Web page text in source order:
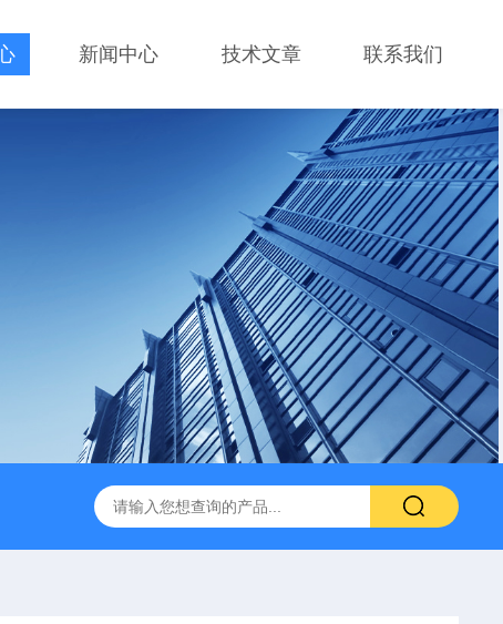
新闻中心 技术文章 联系我们
钢结构防火涂料测厚仪 砂基透水砖透水速率试验装置